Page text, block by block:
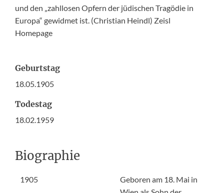
und den „zahllosen Opfern der jüdischen Tragödie in
Europa“ gewidmet ist. (Christian Heindl) Zeisl
Homepage
Geburtstag
18.05.1905
Todestag
18.02.1959
Biographie
1905
Geboren am 18. Mai in